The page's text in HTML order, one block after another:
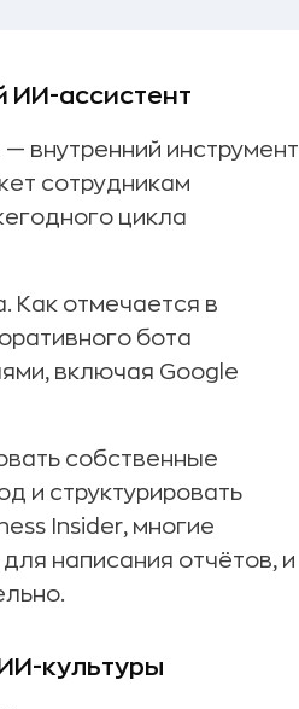
ИИ-ассистент
внутренний инструмент
сотрудникам
цикла
Как отмечается в
бота
включая Google
собственные
и структурировать
Insider, многие
написания отчётов, и
культуры